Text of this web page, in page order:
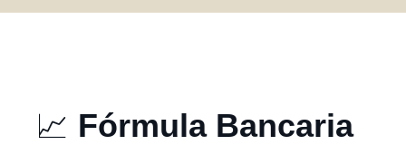
📈 Fórmula Bancaria